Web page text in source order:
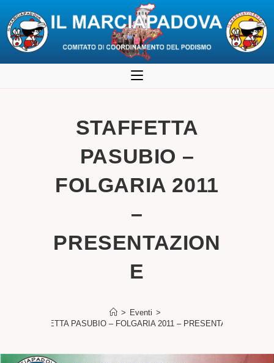
al
STAFFETTA
PASUBIO –
FOLGARIA 2011
–
PRESENTAZION
E
> Eventi >
STAFFETTA PASUBIO – FOLGARIA 2011 – PRESENTAZIONE